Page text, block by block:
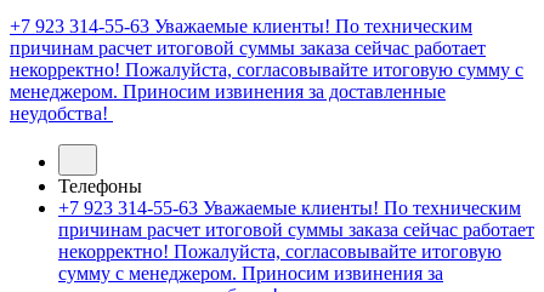
+7 923 314-55-63 Уважаемые клиенты! По техническим
причинам расчет итоговой суммы заказа сейчас работает
некорректно! Пожалуйста, согласовывайте итоговую сумму с
менеджером. Приносим извинения за доставленные
неудобства!
Телефоны
+7 923 314-55-63 Уважаемые клиенты! По техническим
причинам расчет итоговой суммы заказа сейчас работает
некорректно! Пожалуйста, согласовывайте итоговую
сумму с менеджером. Приносим извинения за